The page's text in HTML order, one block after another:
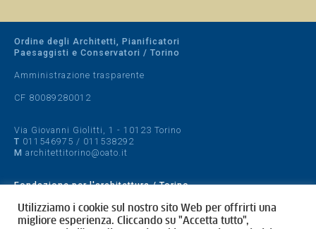
Ordine degli Architetti, Pianificatori
Paesaggisti e Conservatori / Torino
Amministrazione trasparente
CF 80089280012
Via Giovanni Giolitti, 1 - 10123 Torino
T 011546975 / 011538292
M architettitorino@oato.it
Fondazione per l'architettura / Torino
Designed by quattrolinee.it
Utilizziamo i cookie sul nostro sito Web per offrirti una
migliore esperienza. Cliccando su "Accetta tutto",